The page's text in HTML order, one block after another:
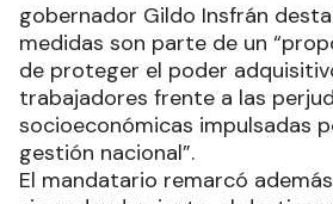
gobernador Gildo Insfrán
medidas son parte de un
de proteger el poder
trabajadores frente a las
socioeconómicas impulsadas
gestión nacional”.
El mandatario remarcó